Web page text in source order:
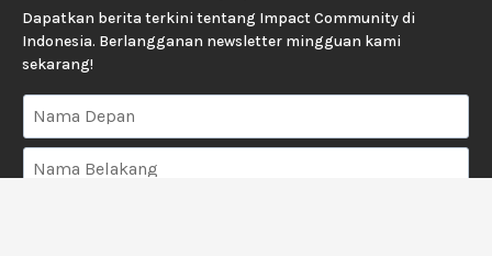
Dapatkan berita terkini tentang Impact Community di
Indonesia. Berlangganan newsletter mingguan kami
sekarang!